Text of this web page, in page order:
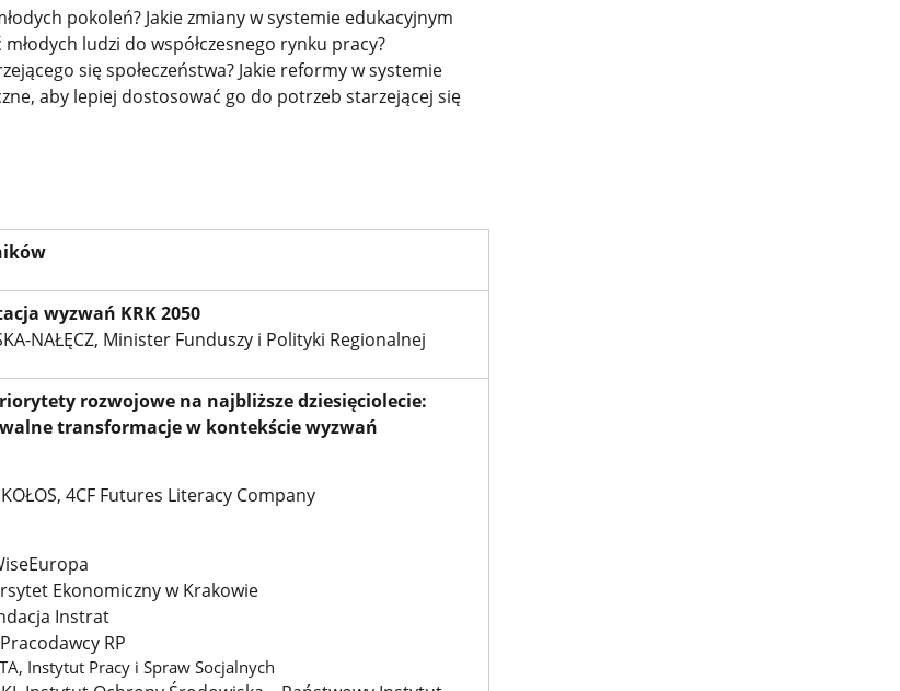
pokoleń? Jakie zmiany w systemie edukacyjnym
ludzi do współczesnego rynku pracy?
się społeczeństwa? Jakie reformy w systemie
aby lepiej dostosować go do potrzeb starzejącej się
wyzwań KRK 2050
NAŁĘCZ, Minister Funduszy i Polityki Regionalnej
rozwojowe na najbliższe dziesięciolecie:
transformacje w kontekście wyzwań
4CF Futures Literacy Company
Ekonomiczny w Krakowie
Instrat
RP
Instytut Pracy i Spraw Socjalnych